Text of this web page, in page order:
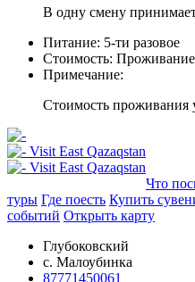
В одну смену
Питание: 5-ти разовое
Стоимость:
Примечание:
Стоимость проживания
Что
туры Где поесть Купить
событий Открыть карту
Глубоковский
с. Малоубинка
87771450061